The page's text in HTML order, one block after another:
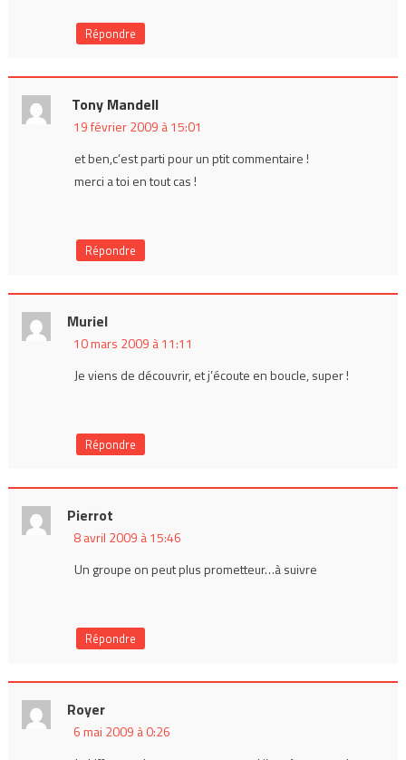
Répondre
Tony Mandell
19 février 2009 à 15:01
et ben,c’est parti pour un ptit commentaire !
merci a toi en tout cas !
Répondre
Muriel
10 mars 2009 à 11:11
Je viens de découvrir, et j’écoute en boucle, super !
Répondre
Pierrot
8 avril 2009 à 15:46
Un groupe on peut plus prometteur…à suivre
Répondre
Royer
6 mai 2009 à 0:26